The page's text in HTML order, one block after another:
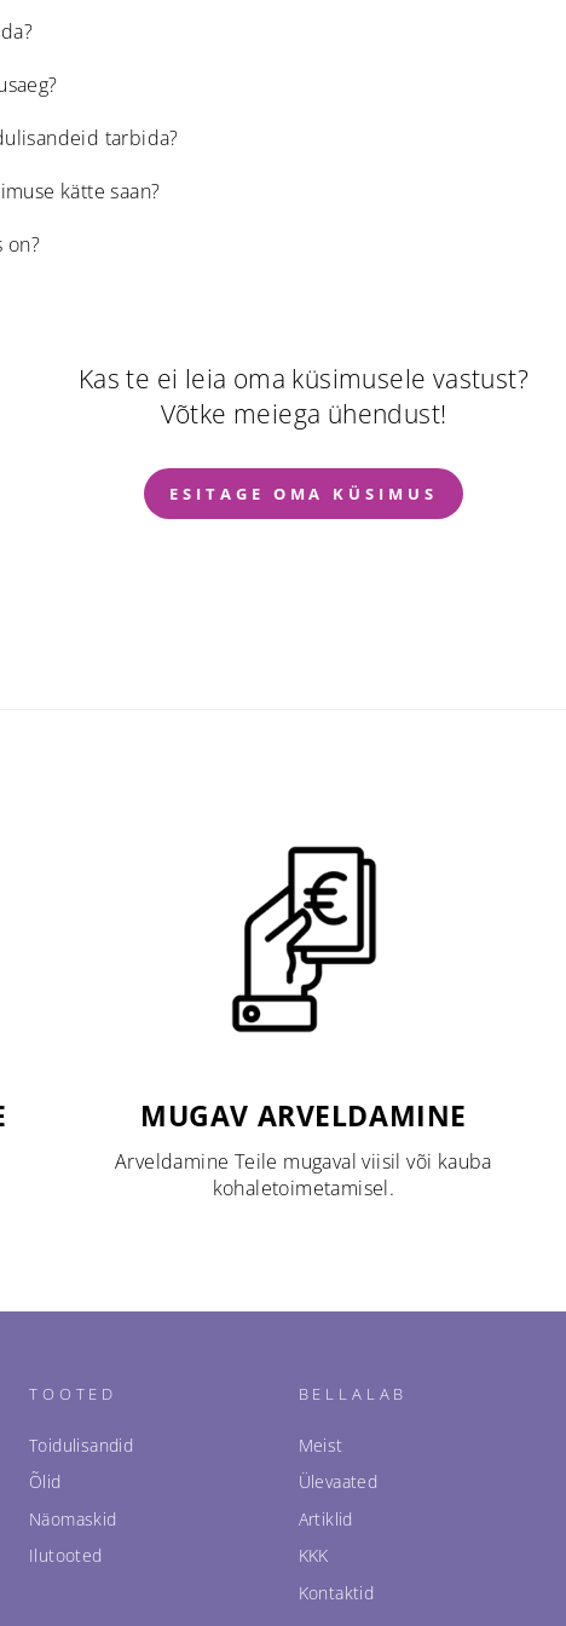
tarbida?
kätte saan?
on?
Kas te ei leia oma küsimusele vastust?
Võtke meiega ühendust!
ESITAGE OMA KÜSIMUS
MUGAV ARVELDAMINE
Arveldamine Teile mugaval viisil või kauba
kohaletoimetamisel.
TOOTED
Toidulisandid
Õlid
Näomaskid
Ilutooted
BELLALAB
Meist
Ülevaated
Artiklid
KKK
Kontaktid